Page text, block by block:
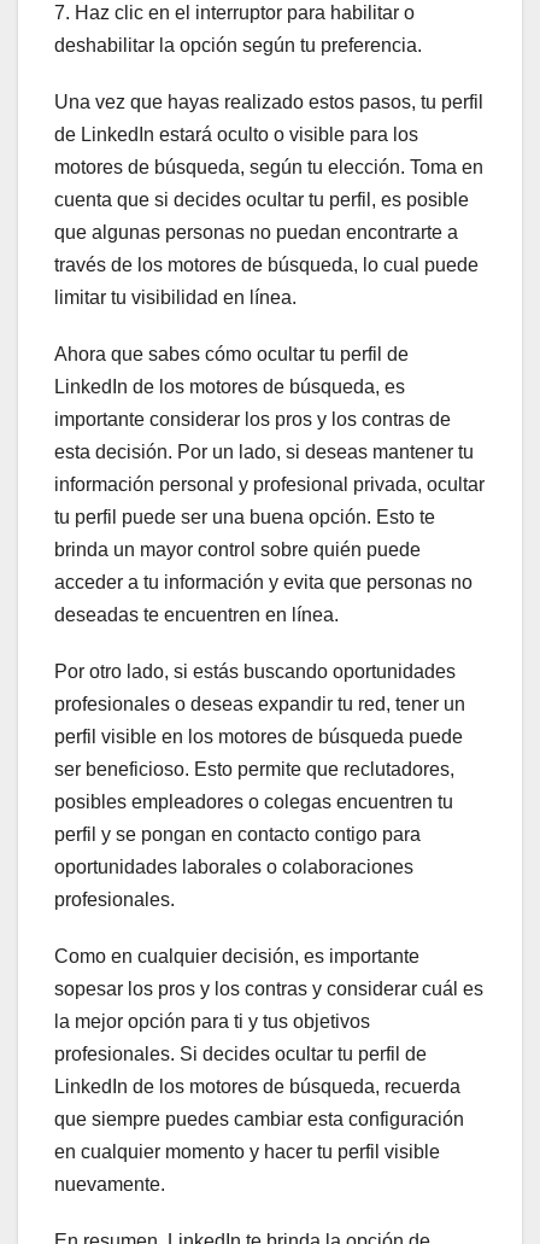
7. Haz clic en el interruptor para habilitar o
deshabilitar la opción según tu preferencia.
Una vez que hayas realizado estos pasos, tu perfil
de LinkedIn estará oculto o visible para los
motores de búsqueda, según tu elección. Toma en
cuenta que si decides ocultar tu perfil, es posible
que algunas personas no puedan encontrarte a
través de los motores de búsqueda, lo cual puede
limitar tu visibilidad en línea.
Ahora que sabes cómo ocultar tu perfil de
LinkedIn de los motores de búsqueda, es
importante considerar los pros y los contras de
esta decisión. Por un lado, si deseas mantener tu
información personal y profesional privada, ocultar
tu perfil puede ser una buena opción. Esto te
brinda un mayor control sobre quién puede
acceder a tu información y evita que personas no
deseadas te encuentren en línea.
Por otro lado, si estás buscando oportunidades
profesionales o deseas expandir tu red, tener un
perfil visible en los motores de búsqueda puede
ser beneficioso. Esto permite que reclutadores,
posibles empleadores o colegas encuentren tu
perfil y se pongan en contacto contigo para
oportunidades laborales o colaboraciones
profesionales.
Como en cualquier decisión, es importante
sopesar los pros y los contras y considerar cuál es
la mejor opción para ti y tus objetivos
profesionales. Si decides ocultar tu perfil de
LinkedIn de los motores de búsqueda, recuerda
que siempre puedes cambiar esta configuración
en cualquier momento y hacer tu perfil visible
nuevamente.